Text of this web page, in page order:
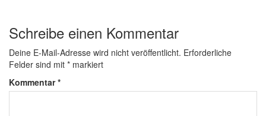
Schreibe einen Kommentar
Deine E-Mail-Adresse wird nicht veröffentlicht. Erforderliche
Felder sind mit * markiert
Kommentar*